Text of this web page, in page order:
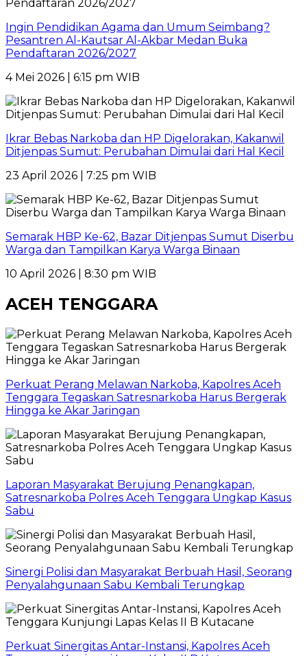
Ingin Pendidikan Agama dan Umum Seimbang?
Pesantren Al-Kautsar Al-Akbar Medan Buka
Pendaftaran 2026/2027
4 Mei 2026 | 6:15 pm WIB
Ikrar Bebas Narkoba dan HP Digelorakan, Kakanwil
Ditjenpas Sumut: Perubahan Dimulai dari Hal Kecil
23 April 2026 | 7:25 pm WIB
Semarak HBP Ke-62, Bazar Ditjenpas Sumut Diserbu
Warga dan Tampilkan Karya Warga Binaan
10 April 2026 | 8:30 pm WIB
ACEH TENGGARA
Perkuat Perang Melawan Narkoba, Kapolres Aceh
Tenggara Tegaskan Satresnarkoba Harus Bergerak
Hingga ke Akar Jaringan
Laporan Masyarakat Berujung Penangkapan,
Satresnarkoba Polres Aceh Tenggara Ungkap Kasus
Sabu
Sinergi Polisi dan Masyarakat Berbuah Hasil, Seorang
Penyalahgunaan Sabu Kembali Terungkap
Perkuat Sinergitas Antar-Instansi, Kapolres Aceh